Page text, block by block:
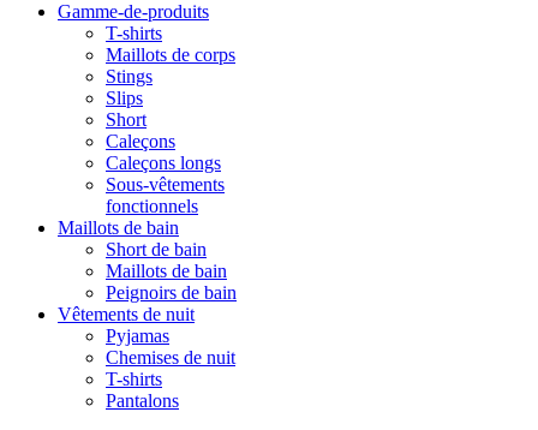
Gamme-de-produits
T-shirts
Maillots de corps
Stings
Slips
Short
Caleçons
Caleçons longs
Sous-vêtements
fonctionnels
Maillots de bain
Short de bain
Maillots de bain
Peignoirs de bain
Vêtements de nuit
Pyjamas
Chemises de nuit
T-shirts
Pantalons